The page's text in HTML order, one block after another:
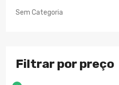
Sem Categoria
Filtrar por preço